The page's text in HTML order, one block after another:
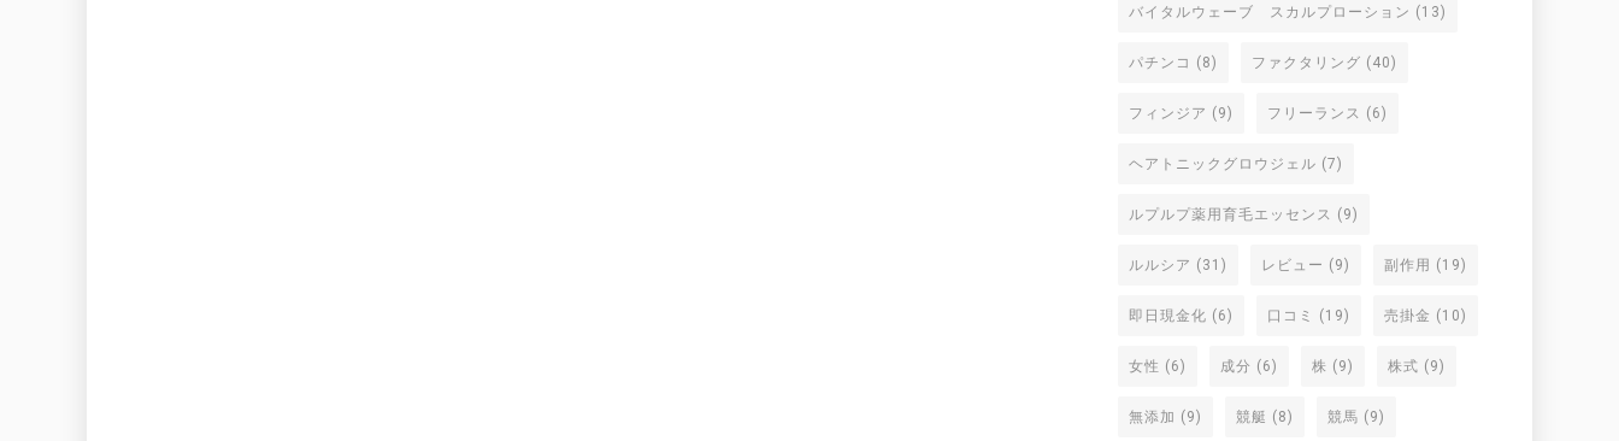
バイタルウェーブ スカルプローション (13)
パチンコ (8) ファクタリング (40)
フィンジア (9) フリーランス (6)
ヘアトニックグロウジェル (7)
ルプルプ薬用育毛エッセンス (9)
ルルシア (31) レビュー (9) 副作用 (19)
即日現金化 (6) 口コミ (19) 売掛金 (10)
女性 (6) 成分 (6) 株 (9) 株式 (9)
無添加 (9) 競艇 (8) 競馬 (9)